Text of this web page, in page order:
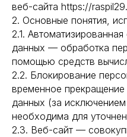
веб-сайта https://
2. Основные понятия,
2.1.
данных — обработка
помощью средств
2.2. Блокирование
временное
данных (за
необходима для
2.3. Веб-сайт —